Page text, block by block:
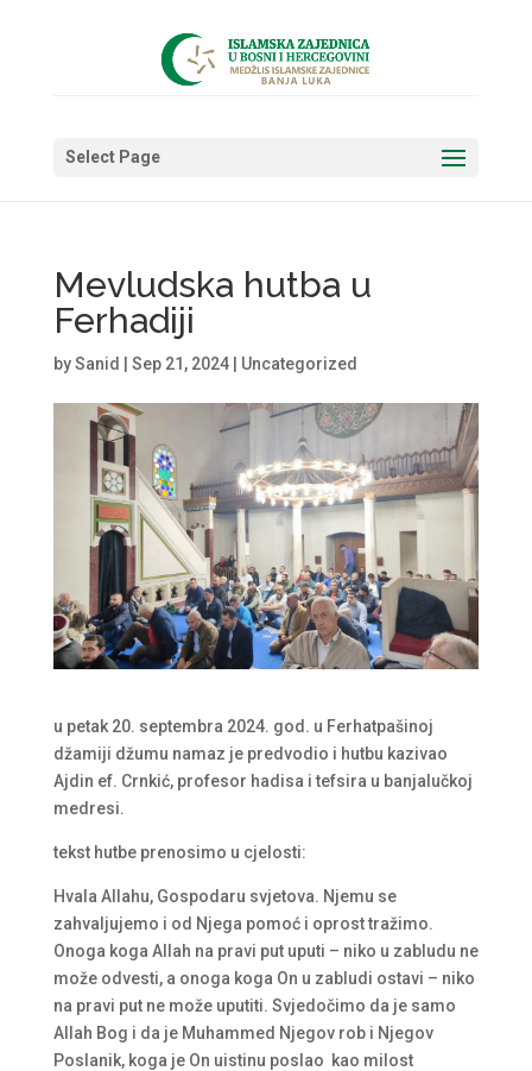
Select Page
Mevludska hutba u
Ferhadiji
bySanid Sep 21, 2024| Uncategorized
u petak 20. septembra 2024. god. u Ferhatpašinoj
džamiji džumu namaz je predvodio i hutbu kazivao
Ajdin ef. Crnkić, profesor hadisa i tefsira u banjalučkoj
medresi.
tekst hutbe prenosimo u cjelosti:
Hvala Allahu, Gospodaru svjetova. Njemu se
zahvaljujemo i od Njega pomoć i oprost tražimo.
Onoga koga Allah na pravi put uputi – niko u zabludu ne
može odvesti, a onoga koga On u zabludi ostavi – niko
na pravi put ne može uputiti. Svjedočimo da je samo
Allah Bog i da je Muhammed Njegov rob i Njegov
Poslanik, koga je On uistinu poslao kao milost